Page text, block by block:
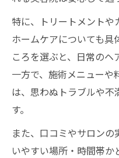
特に、トリートメント
ホームケアについても具
ころを選ぶと、日常のヘ
一方で、施術メニューや
は、思わぬトラブルや
す。
また、口コミやサロン
いやすい場所・時間帯か